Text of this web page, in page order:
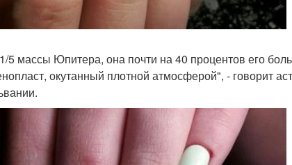
5 массы Юпитера, она почти на 40 процентов его
окутанный плотной атмосферой", - говорит